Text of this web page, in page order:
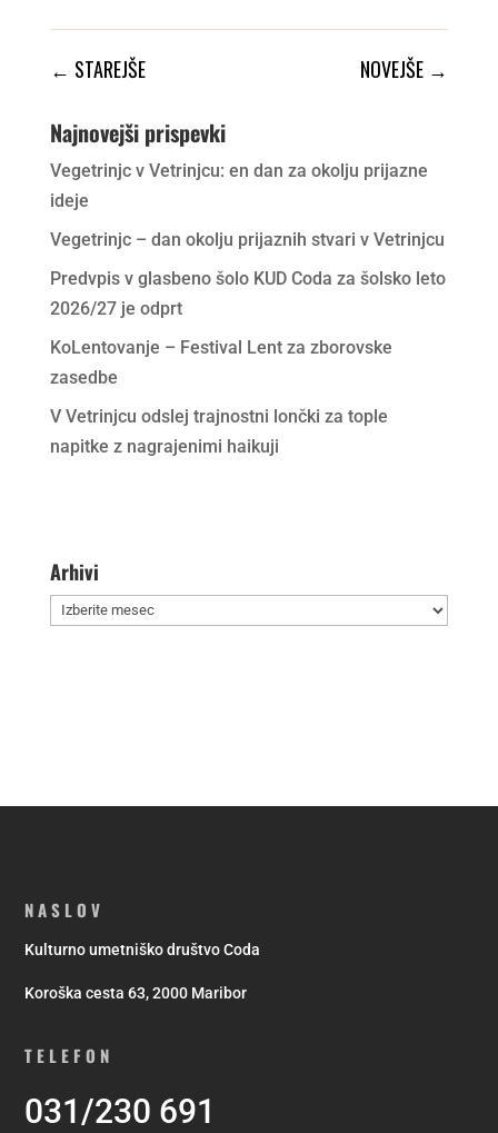
← STAREJŠE NOVEJŠE →
Najnovejši prispevki
Vegetrinjc v Vetrinjcu: en dan za okolju prijazne
ideje
Vegetrinjc – dan okolju prijaznih stvari v Vetrinjcu
Predvpis v glasbeno šolo KUD Coda za šolsko leto
2026/27 je odprt
KoLentovanje – Festival Lent za zborovske
zasedbe
V Vetrinjcu odslej trajnostni lončki za tople
napitke z nagrajenimi haikuji
Arhivi
Arhivi
NASLOV
Kulturno umetniško društvo Coda
Koroška cesta 63, 2000 Maribor
TELEFON
031/230 691